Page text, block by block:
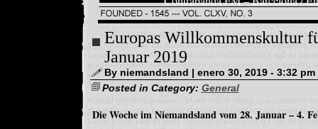
Europas Willkommenskultur
Januar 2019
By niemandsland | enero 30, 2019 - 3:32 pm
Posted in Category: General
Die Woche im Niemandsland vom 28. Januar – 4.